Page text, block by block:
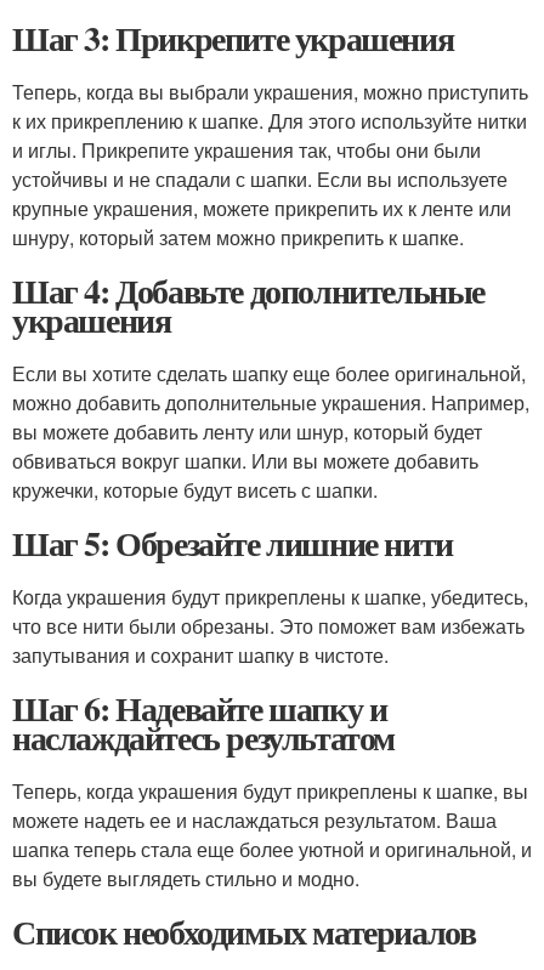
Шаг 3: Прикрепите украшения
Теперь, когда вы выбрали украшения, можно приступить
к их прикреплению к шапке. Для этого используйте нитки
и иглы. Прикрепите украшения так, чтобы они были
устойчивы и не спадали с шапки. Если вы используете
крупные украшения, можете прикрепить их к ленте или
шнуру, который затем можно прикрепить к шапке.
Шаг 4: Добавьте дополнительные
украшения
Если вы хотите сделать шапку еще более оригинальной,
можно добавить дополнительные украшения. Например,
вы можете добавить ленту или шнур, который будет
обвиваться вокруг шапки. Или вы можете добавить
кружечки, которые будут висеть с шапки.
Шаг 5: Обрезайте лишние нити
Когда украшения будут прикреплены к шапке, убедитесь,
что все нити были обрезаны. Это поможет вам избежать
запутывания и сохранит шапку в чистоте.
Шаг 6: Надевайте шапку и
наслаждайтесь результатом
Теперь, когда украшения будут прикреплены к шапке, вы
можете надеть ее и наслаждаться результатом. Ваша
шапка теперь стала еще более уютной и оригинальной, и
вы будете выглядеть стильно и модно.
Список необходимых материалов